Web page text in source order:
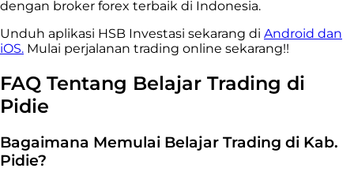
dengan broker forex terbaik di Indonesia.
Unduh aplikasi HSB Investasi sekarang di Android dan
iOS. Mulai perjalanan trading online sekarang!!
FAQ Tentang Belajar Trading di
Pidie
Bagaimana Memulai Belajar Trading di Kab.
Pidie?